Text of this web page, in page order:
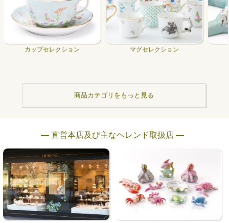
カップセレクション マグセレクション
商品カテゴリをもっと見る
― 直営本店及び主なヘレンド取扱店 ―